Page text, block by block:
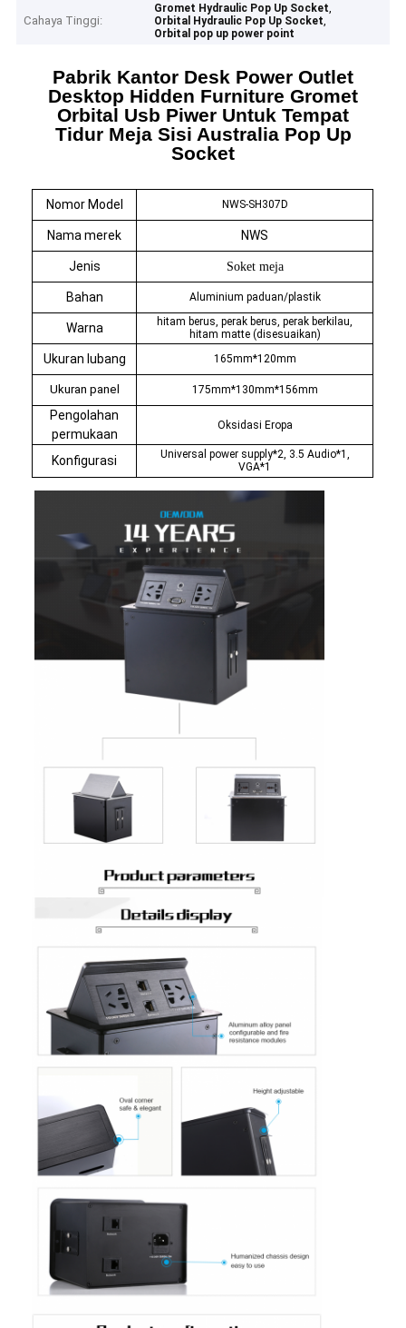
Tentang kita
Wisata pabrik
Kontrol kualitas
Hubungi kami
bicara sekarang
Papan tulis interaktif
sistem konferensi
Angkat Monitor Lcd
membalik monitor
Pop Up Desk Socket
Cahaya Tinggi:
Gromet Hydraulic Pop Up Socket,
Orbital Hydraulic Pop Up Socket,
Orbital pop up power point
Pabrik Kantor Desk Power Outlet
Desktop Hidden Furniture Gromet
Orbital Usb Piwer Untuk Tempat
Tidur Meja Sisi Australia Pop Up
Socket
Nomor Model NWS-SH307D
Nama merek NWS
Jenis Soket meja
Bahan Aluminium paduan/plastik
Warna
hitam berus, perak berus, perak berkilau,
hitam matte (disesuaikan)
Ukuran lubang 165mm*120mm
Ukuran panel 175mm*130mm*156mm
Pengolahan
permukaan
Oksidasi Eropa
Konfigurasi
Universal power supply*2, 3.5 Audio*1,
VGA*1